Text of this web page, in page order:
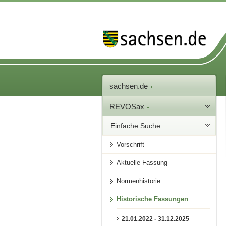
sachsen.de
REVOSax
Einfache Suche
Vorschrift
Aktuelle Fassung
Normenhistorie
Historische Fassungen
21.01.2022 - 31.12.2025